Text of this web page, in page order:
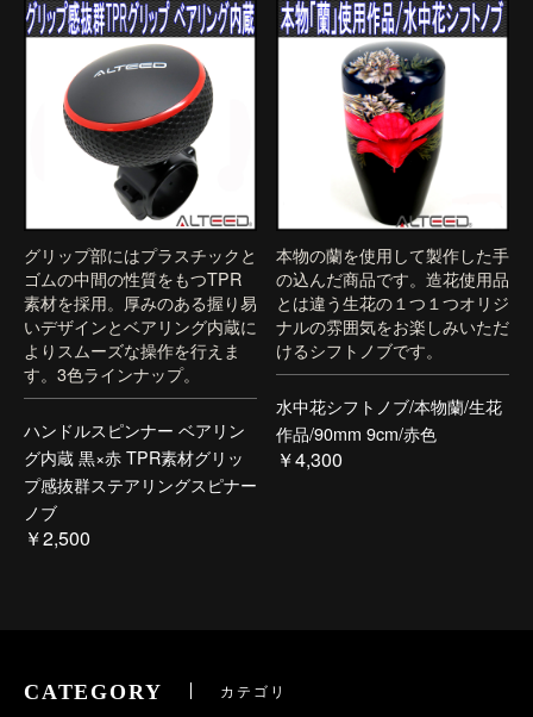
グリップ部にはプラスチックと
ゴムの中間の性質をもつTPR
素材を採用。厚みのある握り易
いデザインとベアリング内蔵に
よりスムーズな操作を行えま
す。3色ラインナップ。
ハンドルスピンナー ベアリン
グ内蔵 黒×赤 TPR素材グリッ
プ感抜群ステアリングスピナー
ノブ
￥2,500
本物の蘭を使用して製作した手
の込んだ商品です。造花使用品
とは違う生花の１つ１つオリジ
ナルの雰囲気をお楽しみいただ
けるシフトノブです。
水中花シフトノブ/本物蘭/生花
作品/90mm 9cm/赤色
￥4,300
CATEGORY カテゴリ